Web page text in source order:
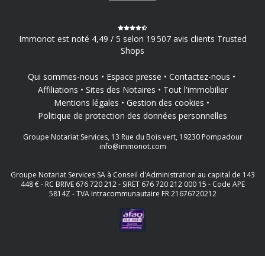
Immonot est noté 4,49 / 5 selon 19 507 avis clients Trusted
Shops
Qui sommes-nous Espace presse
Contactez-nous
Affiliations
Sites des Notaires
Tout l'immobilier
Mentions légales
Gestion des cookies
Politique de protection des données personnelles
Groupe Notariat Services, 13 Rue du Bois vert, 19230 Pompadour
info@immonot.com
Groupe Notariat Services SA à Conseil d'Administration au capital de 143
448 € - RC BRIVE 676 720 212 - SIRET 676 720 212 000 15 - Code APE
5814Z - TVA Intracommunautaire FR 21676720212